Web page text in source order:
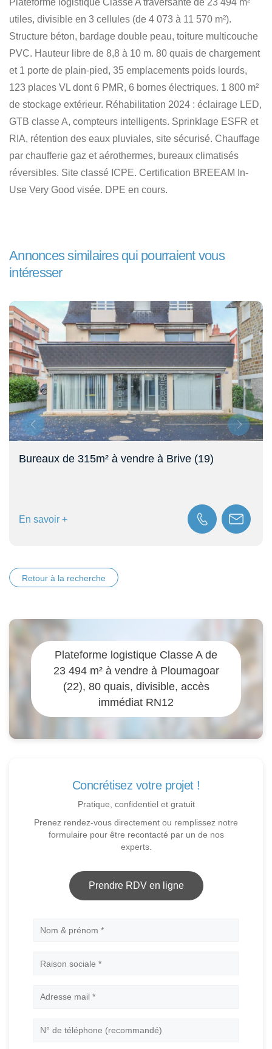
Plateforme logistique Classe A traversante de 23 494 m²
utiles, divisible en 3 cellules (de 4 073 à 11 570 m²).
Structure béton, bardage double peau, toiture multicouche
PVC. Hauteur libre de 8,8 à 10 m. 80 quais de chargement
et 1 porte de plain-pied, 35 emplacements poids lourds,
123 places VL dont 6 PMR, 6 bornes électriques. 1 800 m²
de stockage extérieur. Réhabilitation 2024 : éclairage LED,
GTB classe A, compteurs intelligents. Sprinklage ESFR et
RIA, rétention des eaux pluviales, site sécurisé. Chauffage
par chaufferie gaz et aérothermes, bureaux climatisés
réversibles. Site classé ICPE. Certification BREEAM In-
Use Very Good visée. DPE en cours.
Annonces similaires qui pourraient vous
intéresser
Bureaux de 315m² à vendre à Brive (19)
En savoir +
Retour à la recherche
Plateforme logistique Classe A de
23 494 m² à vendre à Ploumagoar
(22), 80 quais, divisible, accès
immédiat RN12
Concrétisez votre projet !
Pratique, confidentiel et gratuit
Prenez rendez-vous directement ou remplissez notre
formulaire pour être recontacté par un de nos
experts.
Prendre RDV en ligne